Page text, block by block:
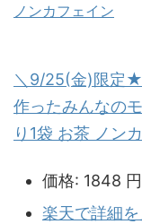
＼9/25(金)限定
作ったみんなの
り1袋 お茶 ノン
価格: 1848 円
楽天で詳細を